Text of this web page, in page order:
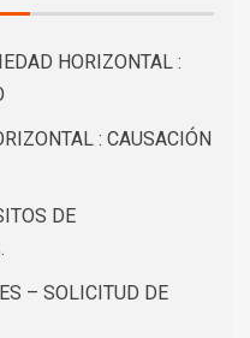
HORIZONTAL :
: CAUSACIÓN
DE
– SOLICITUD DE